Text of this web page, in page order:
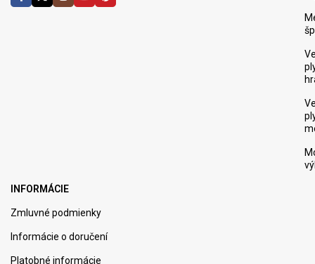
INFORMÁCIE
Zmluvné podmienky
Informácie o doručení
Platobné informácie